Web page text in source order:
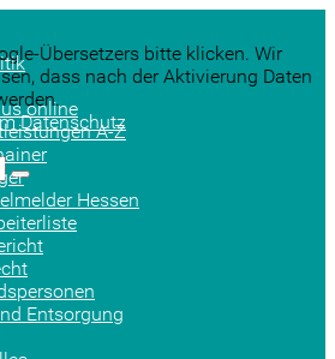
Übersetzers bitte klicken. Wir
dass nach der Aktivierung Daten
Datenschutz
online
A-Z
Hessen
Entsorgung